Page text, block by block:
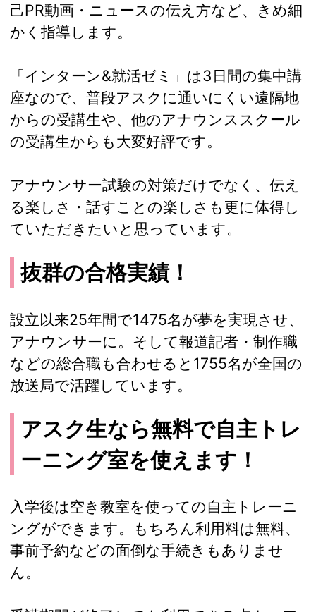
己PR動画・ニュースの伝え方など、きめ細
かく指導します。
「インターン&就活ゼミ」は3日間の集中講
座なので、普段アスクに通いにくい遠隔地
からの受講生や、他のアナウンススクール
の受講生からも大変好評です。
アナウンサー試験の対策だけでなく、伝え
る楽しさ・話すことの楽しさも更に体得し
ていただきたいと思っています。
抜群の合格実績！
設立以来25年間で1475名が夢を実現させ、
アナウンサーに。そして報道記者・制作職
などの総合職も合わせると1755名が全国の
放送局で活躍しています。
アスク生なら無料で自主トレ
ーニング室を使えます！
入学後は空き教室を使っての自主トレーニ
ングができます。もちろん利用料は無料、
事前予約などの面倒な手続きもありませ
ん。